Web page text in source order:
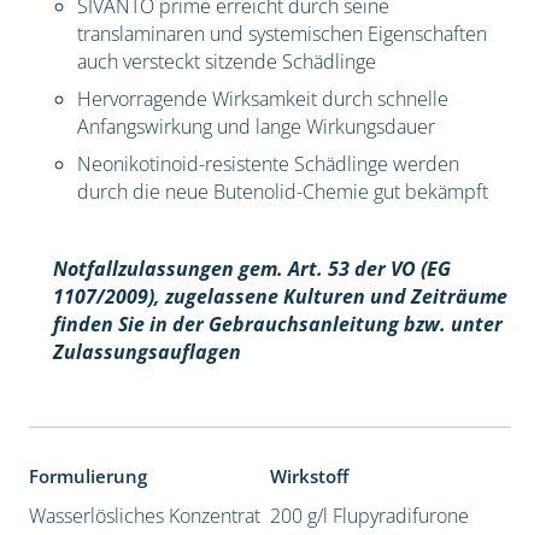
SIVANTO prime erreicht durch seine
translaminaren und systemischen Eigenschaften
auch versteckt sitzende Schädlinge
Hervorragende Wirksamkeit durch schnelle
Anfangswirkung und lange Wirkungsdauer
Neonikotinoid-resistente Schädlinge werden
durch die neue Butenolid-Chemie gut bekämpft
Notfallzulassungen gem. Art. 53 der VO (EG
1107/2009), zugelassene Kulturen und Zeiträume
finden Sie in der Gebrauchsanleitung bzw. unter
Zulassungsauflagen
Formulierung
Wasserlösliches Konzentrat
Wirkstoff
200 g/l Flupyradifurone